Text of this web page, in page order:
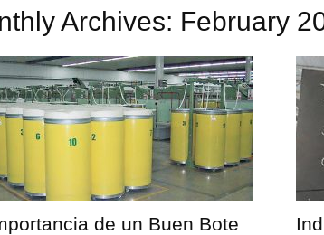
Archives: February
de un Buen Bote